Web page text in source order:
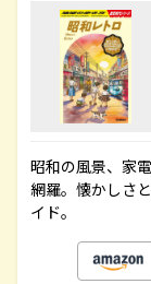
昭和の風景、家
網羅。懐かしさ
イド。